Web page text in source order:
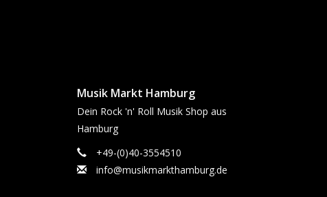
Musik Markt Hamburg
Dein Rock 'n' Roll Musik Shop aus
Hamburg
+49-(0)40-3554510
info@musikmarkthamburg.de